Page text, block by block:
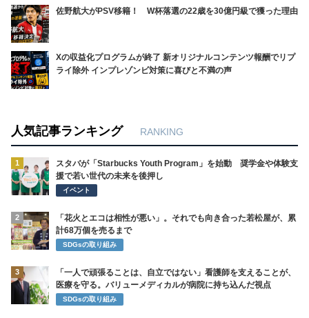
佐野航大がPSV移籍！ W杯落選の22歳を30億円級で獲った理由
Xの収益化プログラムが終了 新オリジナルコンテンツ報酬でリプ
ライ除外 インプレゾンビ対策に喜びと不満の声
人気記事ランキング RANKING
1
スタバが「Starbucks Youth Program」を始動 奨学金や体験支
援で若い世代の未来を後押し
イベント
2
「花火とエコは相性が悪い」。それでも向き合った若松屋が、累
計68万個を売るまで
SDGsの取り組み
3
「一人で頑張ることは、自立ではない」看護師を支えることが、
医療を守る。バリューメディカルが病院に持ち込んだ視点
SDGsの取り組み